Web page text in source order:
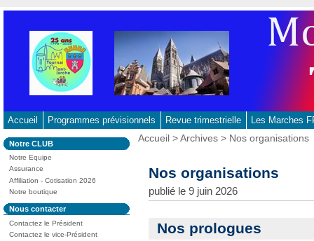
contenu
principal
-
Aller
à
la
recherche
Accueil Programmes prévisionnels Revue trimestrielle Les Marches
Dans
la
rubrique
:
Notre CLUB
Notre Equipe
Assurance
Affiliation - Cotisation 2026
Notre boutique
Dans
la
rubrique
:
Nous contacter
Contactez le Président
Contactez le vice-Président
Vous
Accueil >Archives > Nos organisations
Nos organisations
publié le 9 juin 2026
Nos prologues